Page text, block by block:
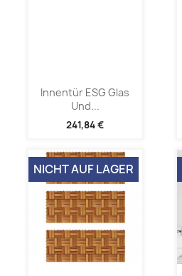
Innentür ESG Glas
Und...
241,84 €
NICHT AUF LAGER